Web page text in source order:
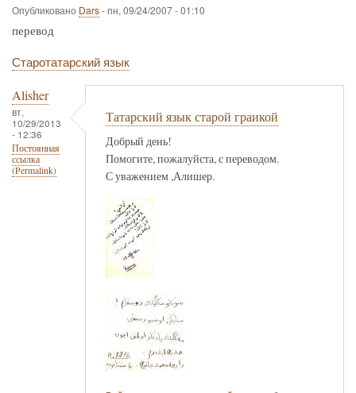
Опубликовано Dars-пн, 09/24/2007 - 01:10
перевод
Старотатарский язык
Alisher
вт,
10/29/2013
- 12:36
Постоянная
ссылка
(Permalink)
Татарский язык старой граикой
Добрый день!
Помогите, пожалуйста, с переводом.
С уважением ,Алишер.